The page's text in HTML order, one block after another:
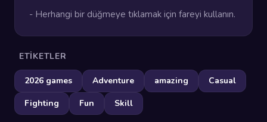
- Herhangi bir düğmeye tıklamak için fareyi kullanın.
ETIKETLER
2026 games Adventure amazing
Casual
Fighting
Fun Skill